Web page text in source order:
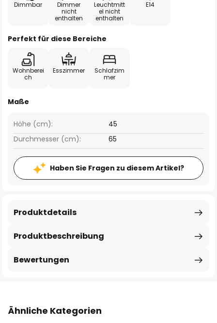
Dimmbar
Dimmer
nicht
enthalten
Leuchtmitt
el nicht
enthalten
E14
Perfekt für diese Bereiche
Wohnberei
ch
Esszimmer
Schlafzim
mer
Maße
Höhe (cm):
45
Durchmesser (cm):
65
Haben Sie Fragen zu diesem Artikel?
Produktbeschreibung
Produktdetails
Bewertungen
Ähnliche Kategorien